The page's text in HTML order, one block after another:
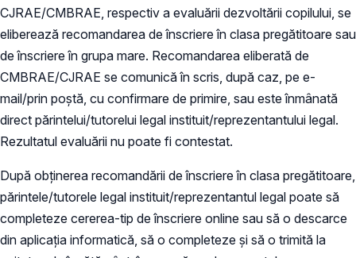
CJRAE/CMBRAE, respectiv a evaluării dezvoltării copilului, se
eliberează recomandarea de înscriere în clasa pregătitoare sau
de înscriere în grupa mare. Recomandarea eliberată de
CMBRAE/CJRAE se comunică în scris, după caz, pe e-
mail/prin poștă, cu confirmare de primire, sau este înmânată
direct părintelui/tutorelui legal instituit/reprezentantului legal.
Rezultatul evaluării nu poate fi contestat.
După obținerea recomandării de înscriere în clasa pregătitoare,
părintele/tutorele legal instituit/reprezentantul legal poate să
completeze cererea-tip de înscriere online sau să o descarce
din aplicația informatică, să o completeze și să o trimită la